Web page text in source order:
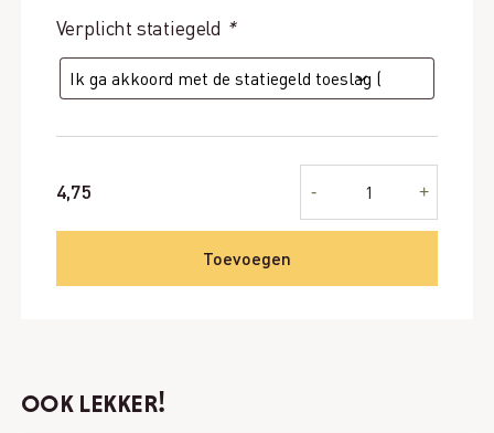
Verplicht statiegeld *
4,75 +
hibiscusdrink
aantal
-
Toevoegen
ook lekker!